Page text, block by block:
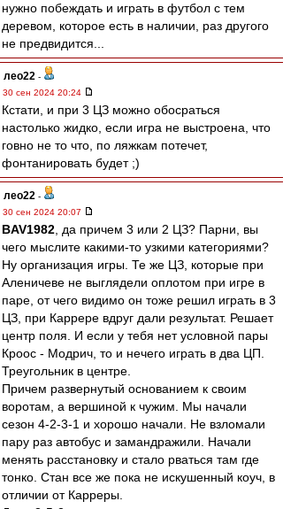
нужно побеждать и играть в футбол с тем
деревом, которое есть в наличии, раз другого
не предвидится...
лео22 -
30 сен 2024 20:24
Кстати, и при 3 ЦЗ можно обосраться
настолько жидко, если игра не выстроена, что
говно не то что, по ляжкам потечет,
фонтанировать будет ;)
лео22 -
30 сен 2024 20:07
BAV1982 , да причем 3 или 2 ЦЗ? Парни, вы
чего мыслите какими-то узкими категориями?
Ну организация игры. Те же ЦЗ, которые при
Аленичеве не выглядели оплотом при игре в
паре, от чего видимо он тоже решил играть в 3
ЦЗ, при Каррере вдруг дали результат. Решает
центр поля. И если у тебя нет условной пары
Кроос - Модрич, то и нечего играть в два ЦП.
Треугольник в центре.
Причем развернутый основанием к своим
воротам, а вершиной к чужим. Мы начали
сезон 4-2-3-1 и хорошо начали. Не взломали
пару раз автобус и замандражили. Начали
менять расстановку и стало рваться там где
тонко. Стан все же пока не искушенный коуч, в
отличии от Карреры.